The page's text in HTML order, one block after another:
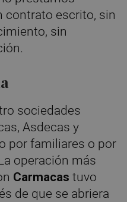
contrato escrito, sin
sin
sociedades
Asdecas y
por familiares o por
operación más
Carmacas tuvo
de que se abriera